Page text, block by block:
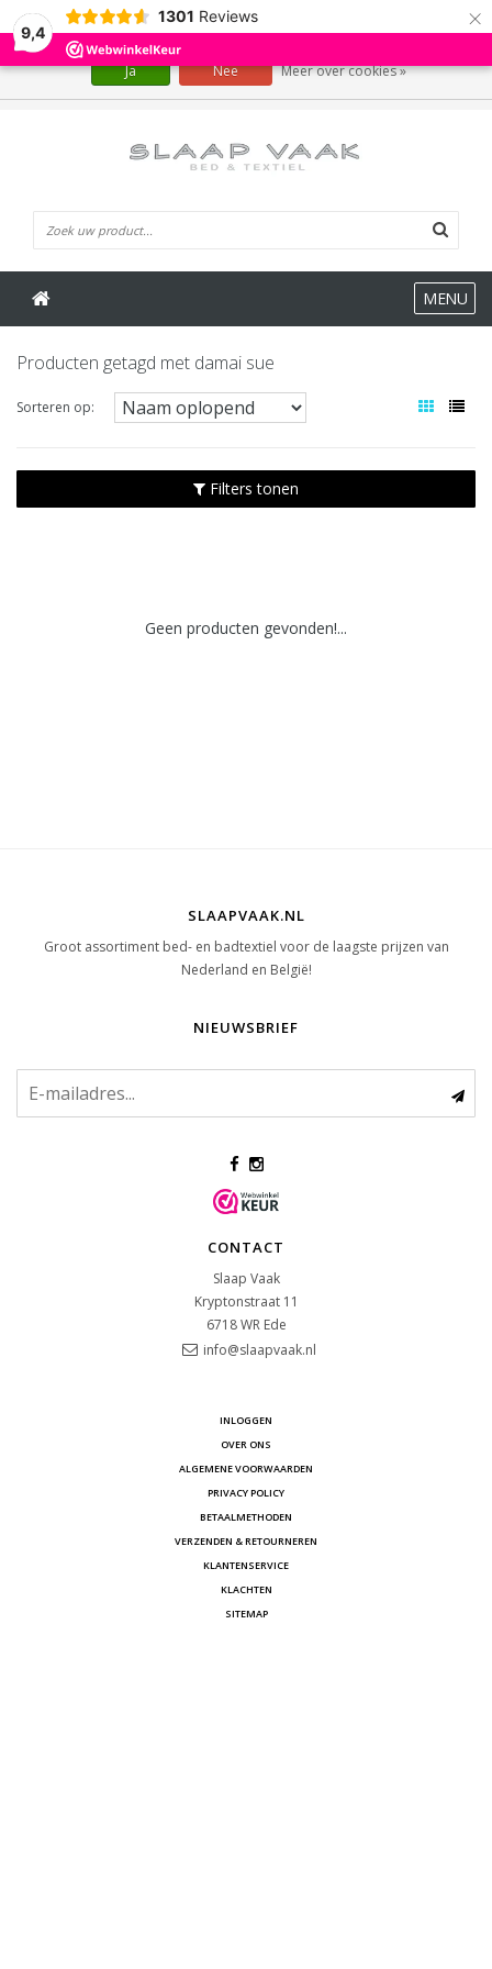
9,4
1301 Reviews ×
MENU
Producten getagd met damai sue
Sorteren op:
Filters tonen
Geen producten gevonden!...
SLAAPVAAK.NL
Groot assortiment bed- en badtextiel voor de laagste prijzen van
Nederland en België!
NIEUWSBRIEF
CONTACT
Slaap Vaak
Kryptonstraat 11
6718 WR Ede
info@slaapvaak.nl
INLOGGEN
OVER ONS
ALGEMENE VOORWAARDEN
PRIVACY POLICY
BETAALMETHODEN
VERZENDEN & RETOURNEREN
KLANTENSERVICE
KLACHTEN
SITEMAP
Wij slaan cookies op om onze website te verbeteren. Is dat akkoord?
Ja Nee Meer over cookies »